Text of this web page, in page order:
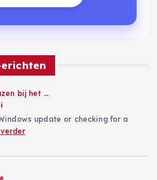
bij het …
update or checking for a